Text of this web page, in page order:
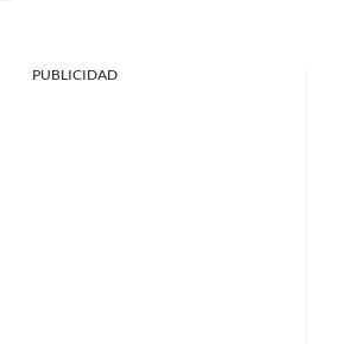
PUBLICIDAD